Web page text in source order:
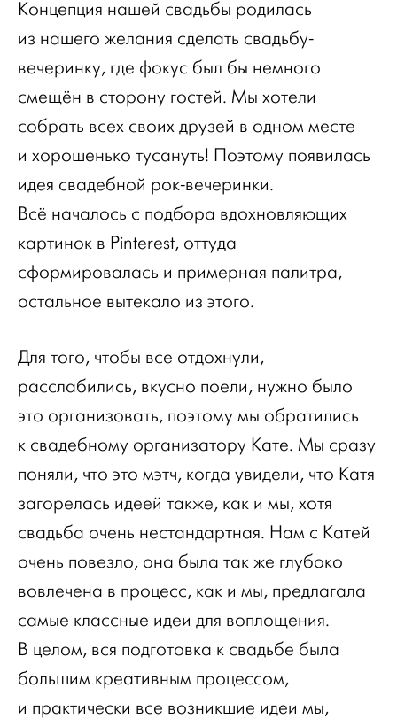
Концепция нашей свадьбы родилась
из нашего желания сделать свадьбу-
вечеринку, где фокус был бы немного
смещён в сторону гостей. Мы хотели
собрать всех своих друзей в одном месте
и хорошенько тусануть! Поэтому появилась
идея свадебной рок-вечеринки.
Всё началось с подбора вдохновляющих
картинок в Pinterest, оттуда
сформировалась и примерная палитра,
остальное вытекало из этого.
Для того, чтобы все отдохнули,
расслабились, вкусно поели, нужно было
это организовать, поэтому мы обратились
к свадебному организатору Кате. Мы сразу
поняли, что это мэтч, когда увидели, что Катя
загорелась идеей также, как и мы, хотя
свадьба очень нестандартная. Нам с Катей
очень повезло, она была так же глубоко
вовлечена в процесс, как и мы, предлагала
самые классные идеи для воплощения.
В целом, вся подготовка к свадьбе была
большим креативным процессом,
и практически все возникшие идеи мы,